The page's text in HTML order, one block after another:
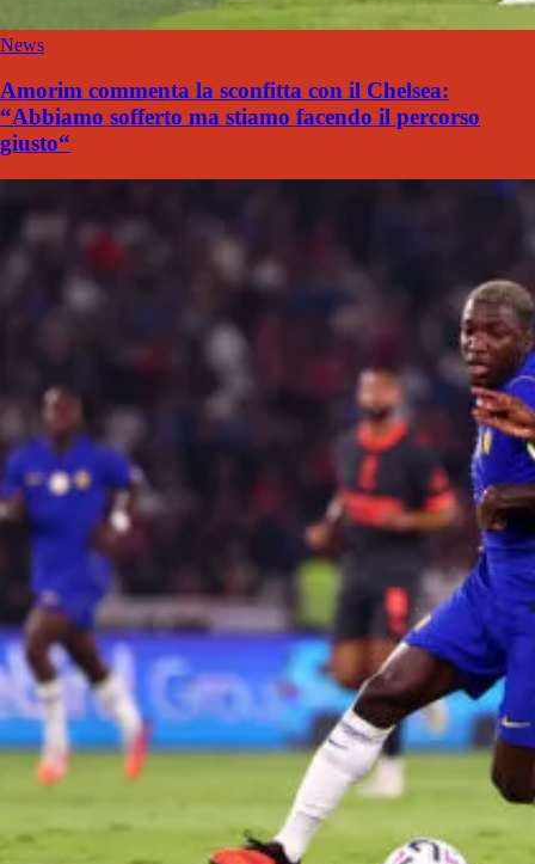
News
Amorim commenta la sconfitta con il Chelsea:
“Abbiamo sofferto ma stiamo facendo il percorso
giusto“